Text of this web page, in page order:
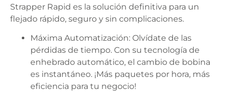
Strapper Rapid es la solución definitiva para un
flejado rápido, seguro y sin complicaciones.
Máxima Automatización: Olvídate de las
pérdidas de tiempo. Con su tecnología de
enhebrado automático, el cambio de bobina
es instantáneo. ¡Más paquetes por hora, más
eficiencia para tu negocio!